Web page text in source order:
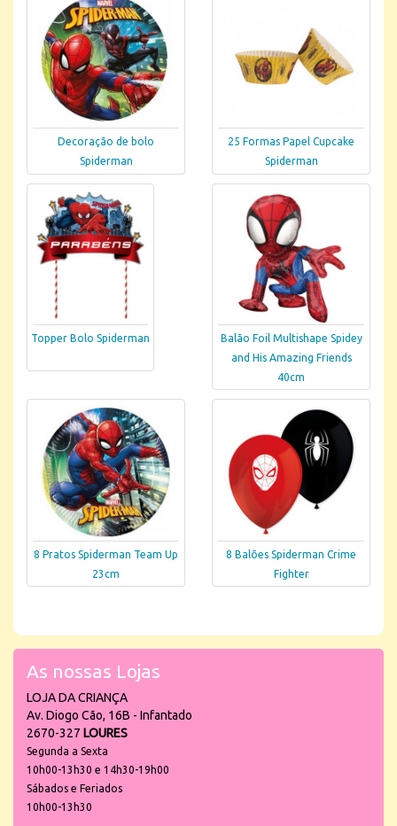
Decoração de bolo
Spiderman
25 Formas Papel Cupcake
Spiderman
Topper Bolo Spiderman
Balão Foil Multishape Spidey
and His Amazing Friends
40cm
8 Pratos Spiderman Team Up
23cm
8 Balões Spiderman Crime
Fighter
As nossas Lojas
LOJA DA CRIANÇA
Av. Diogo Cão, 16B - Infantado
2670-327 LOURES
Segunda a Sexta
10h00-13h30 e 14h30-19h00
Sábados e Feriados
10h00-13h30